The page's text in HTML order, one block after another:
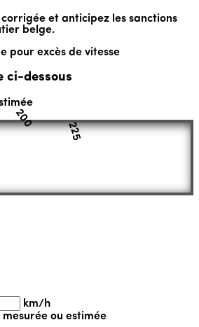
et anticipez les sanctions
belge.
pour excès de vitesse
ci-dessous
200
225
km/h
mesurée ou estimée